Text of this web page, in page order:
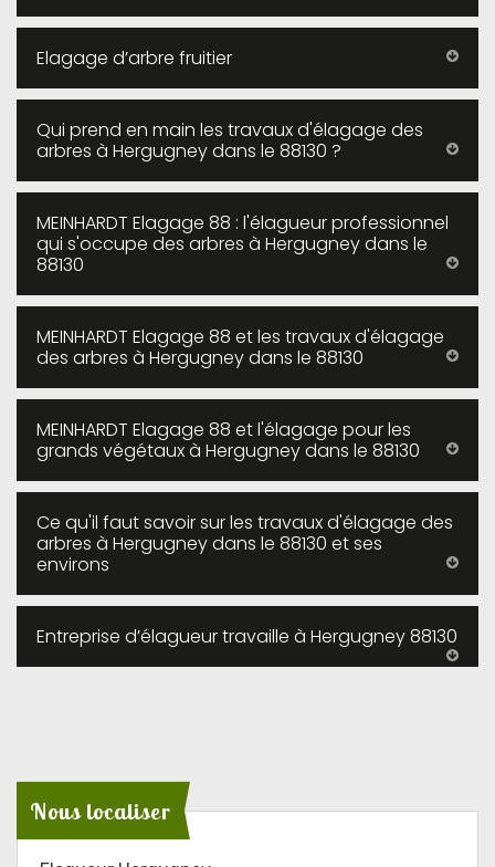
Elagage d’arbre fruitier
Qui prend en main les travaux d'élagage des
arbres à Hergugney dans le 88130 ?
MEINHARDT Elagage 88 : l'élagueur professionnel
qui s'occupe des arbres à Hergugney dans le
88130
MEINHARDT Elagage 88 et les travaux d'élagage
des arbres à Hergugney dans le 88130
MEINHARDT Elagage 88 et l'élagage pour les
grands végétaux à Hergugney dans le 88130
Ce qu'il faut savoir sur les travaux d'élagage des
arbres à Hergugney dans le 88130 et ses
environs
Entreprise d’élagueur travaille à Hergugney 88130
Nous localiser